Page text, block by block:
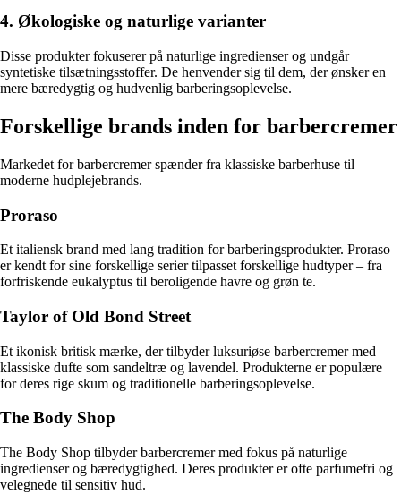
4. Økologiske og naturlige varianter
Disse produkter fokuserer på naturlige ingredienser og undgår
syntetiske tilsætningsstoffer. De henvender sig til dem, der ønsker en
mere bæredygtig og hudvenlig barberingsoplevelse.
Forskellige brands inden for barbercremer
Markedet for barbercremer spænder fra klassiske barberhuse til
moderne hudplejebrands.
Proraso
Et italiensk brand med lang tradition for barberingsprodukter. Proraso
er kendt for sine forskellige serier tilpasset forskellige hudtyper – fra
forfriskende eukalyptus til beroligende havre og grøn te.
Taylor of Old Bond Street
Et ikonisk britisk mærke, der tilbyder luksuriøse barbercremer med
klassiske dufte som sandeltræ og lavendel. Produkterne er populære
for deres rige skum og traditionelle barberingsoplevelse.
The Body Shop
The Body Shop tilbyder barbercremer med fokus på naturlige
ingredienser og bæredygtighed. Deres produkter er ofte parfumefri og
velegnede til sensitiv hud.